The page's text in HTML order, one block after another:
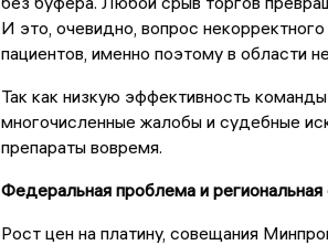
И это, очевидно, вопрос
пациентов, именно поэтому в области
Так как низкую эффективность
многочисленные жалобы и судебные
препараты вовремя.
Федеральная проблема и региональная
Рост цен на платину, совещания